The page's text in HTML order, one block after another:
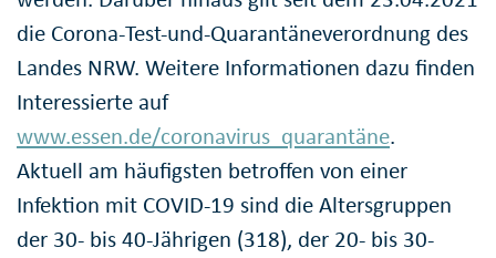
die Corona-Test-und-Quarantäneverordnung des
Landes NRW. Weitere Informationen dazu finden
Interessierte auf
www.essen.de/coronavirus_quarantäne.
Aktuell am häufigsten betroffen von einer
Infektion mit COVID-19 sind die Altersgruppen
der 30- bis 40-Jährigen (318), der 20- bis 30-